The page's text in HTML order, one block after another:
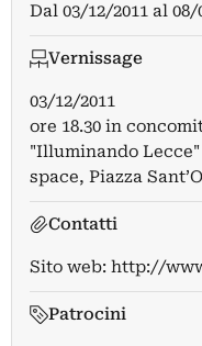
Dal 03/12/2011 al 08/
Vernissage
03/12/2011
ore 18.30 in
"Illuminando Lecce"
space, Piazza
Contatti
Sito web: http://
Patrocini